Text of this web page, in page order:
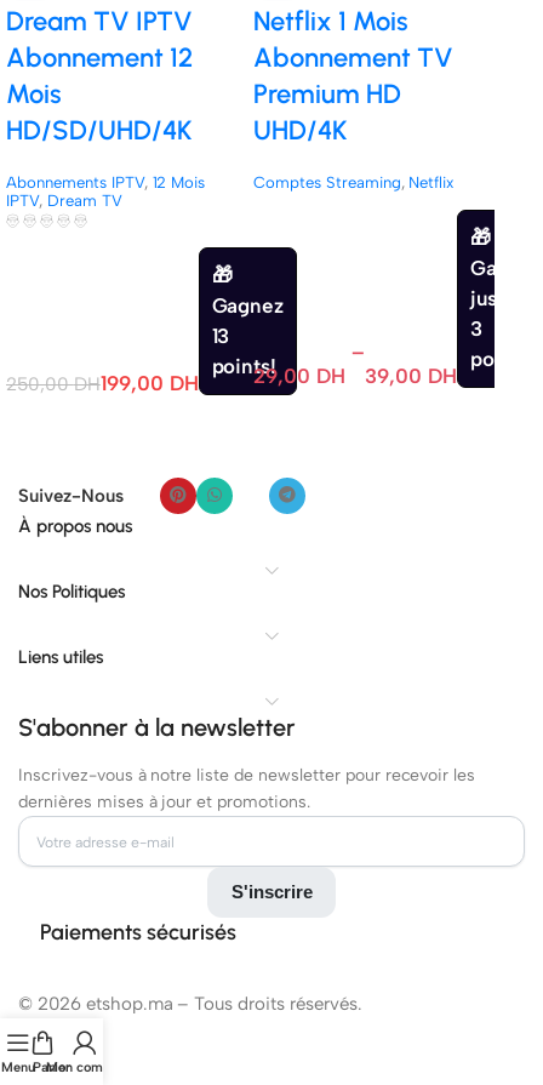
Dream TV IPTV
Abonnement 12
Mois
HD/SD/UHD/4K
Abonnements IPTV, 12 Mois
IPTV, Dream TV
250,00DH199,00 DH
Gagnez
13
points!
Netflix 1 Mois
Abonnement TV
Premium HD
UHD/4K
Comptes Streaming, Netflix
29,00 DH
–
39,00 DH
Gagnez
jusqu'à
3
points.
Suivez-Nous
À propos nous
Nos Politiques
Liens utiles
S'abonner à la newsletter
Inscrivez-vous à notre liste de newsletter pour recevoir les
dernières mises à jour et promotions.
Paiements sécurisés
© 2026 etshop.ma – Tous droits réservés.
MenuPanier
Mon compte